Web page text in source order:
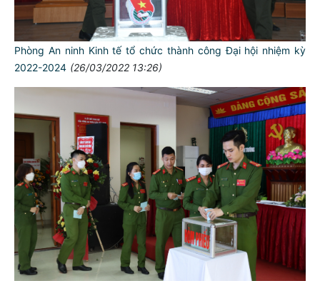
Phòng An ninh Kinh tế tổ chức thành công Đại hội nhiệm kỳ
2022-2024 (26/03/2022 13:26)